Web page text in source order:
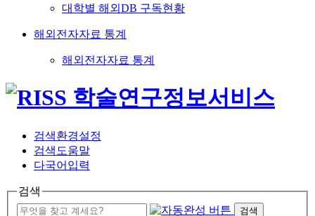
대학별 해외DB 구독현황
해외전자자료 통계
해외전자자료 통계
검색환경설정
검색도움말
다국어입력
검색
검색